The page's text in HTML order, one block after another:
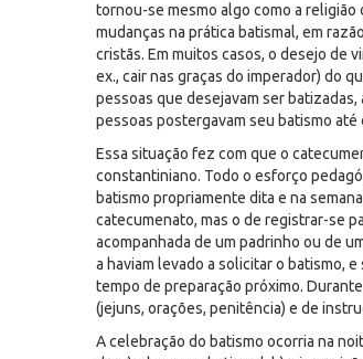
tornou-se mesmo algo como a religião
mudanças na prática batismal, em
cristãs. Em muitos casos, o desejo de
ex., cair nas graças do imperador) do
pessoas que desejavam ser
pessoas postergavam seu batismo até
Essa situação fez com que o
constantiniano. Todo o esforço
batismo propriamente dita e na
catecumenato, mas o de registrar-se
acompanhada de um padrinho ou de
a haviam levado a solicitar o batismo,
tempo de preparação próximo.
(jejuns, orações, penitência) e de
A celebração do batismo ocorria na